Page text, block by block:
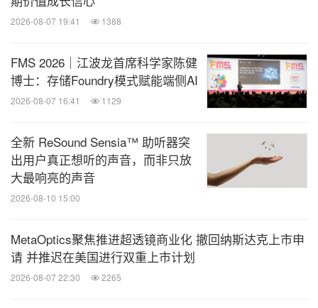
2026-08-07 19:41 1388
FMS 2026｜江波龙首席科学家陈健
博士：存储Foundry模式赋能端侧AI
2026-08-07 16:41 1129
全新 ReSound Sensia™ 助听器突
出用户真正想听的声音，而非只放
大最响亮的声音
2026-08-10 15:00
MetaOptics聚焦推进超透镜商业化 撤回纳斯达克上市申
请 并推迟在美国进行双重上市计划
2026-08-07 22:30 2265